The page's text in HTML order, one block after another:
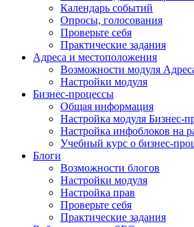
Календарь событий
Опросы, голосования
Проверьте себя
Практические задания
Адреса и местоположения
Возможности модуля
Настройки модуля
Бизнес-процессы
Общая информация
Настройка модуля Бизнес-
Настройка инфоблоков на
Учебный курс о бизнес-
Блоги
Возможности блогов
Настройки модуля
Настройка прав
Проверьте себя
Практические задания